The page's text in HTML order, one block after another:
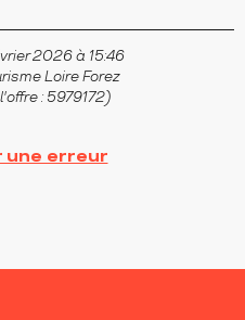
2026 à 15:46
Loire Forez
: 5979172)
une erreur